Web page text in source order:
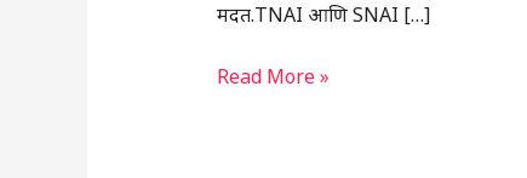
मदत.TNAI आणि SNAI […]
Read More »